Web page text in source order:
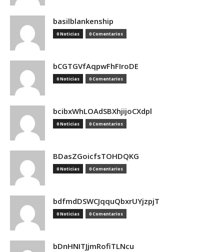
basilblankenship
0 Noticias 0 Comentarios
bCGTGVfAqpwFhFIroDE
0 Noticias 0 Comentarios
bcibxWhLOAdSBXhjijoCXdpl
0 Noticias 0 Comentarios
BDasZGoicfsTOHDQKG
0 Noticias 0 Comentarios
bdfmdDSWCJqquQbxrUYjzpjT
0 Noticias 0 Comentarios
bDnHNITJjmRofiTLNcu